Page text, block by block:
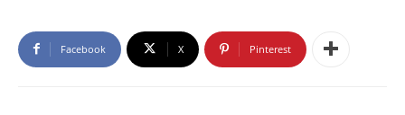
Facebook X Pinterest